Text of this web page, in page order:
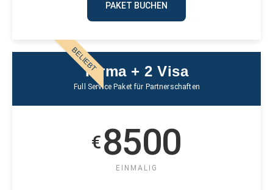
PAKET BUCHEN
BELIEBTFirma + 2 Visa
Full Service Paket für Partnerschaften
€8500
EINMALIG